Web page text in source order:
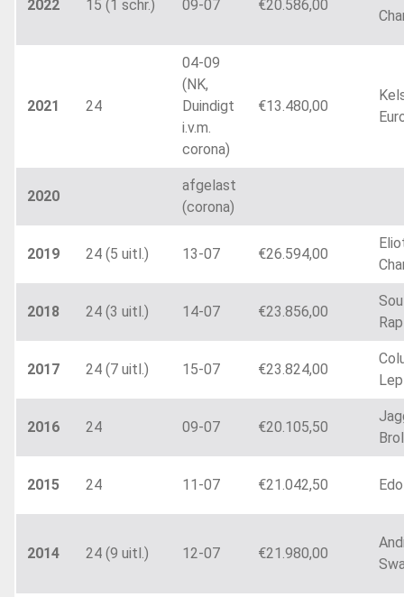
2022 15 (1 schr.) 09-07 €20.586,00
2021 24
04-09
(NK,
Duindigt
i.v.m.
corona)
€13.480,00
2020
afgelast
(corona)
2019 24 (5 uitl.) 13-07 €26.594,00
2018 24 (3 uitl.) 14-07 €23.856,00
2017 24 (7 uitl.) 15-07 €23.824,00
Lep
2016 24 09-07 €20.105,50
2015 24 11-07 €21.042,50
2014 24 (9 uitl.) 12-07 €21.980,00